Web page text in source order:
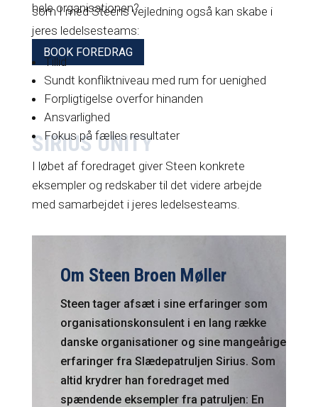
hele organisationen?
BOOK FOREDRAG
SIRIUS UNITY
som I med Steens vejledning også kan skabe i
jeres ledelsesteams:
Tillid
Sundt konfliktniveau med rum for uenighed
Forpligtigelse overfor hinanden
Ansvarlighed
Fokus på fælles resultater
I løbet af foredraget giver Steen konkrete
eksempler og redskaber til det videre arbejde
med samarbejdet i jeres ledelsesteams.
Om Steen Broen Møller
Steen tager afsæt i sine erfaringer som
organisationskonsulent i en lang række
danske organisationer og sine mangeårige
erfaringer fra Slædepatruljen Sirius. Som
altid krydrer han foredraget med
spændende eksempler fra patruljen: En